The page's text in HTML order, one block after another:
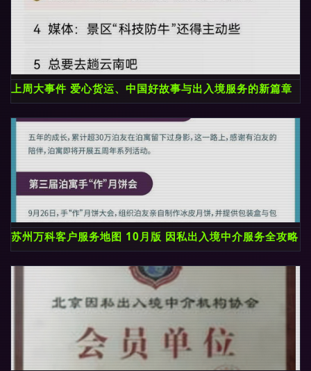
上周大事件 爱心货运、中国好故事与出入境服务的新篇章
苏州万科客户服务地图 10月版 因私出入境中介服务全攻略